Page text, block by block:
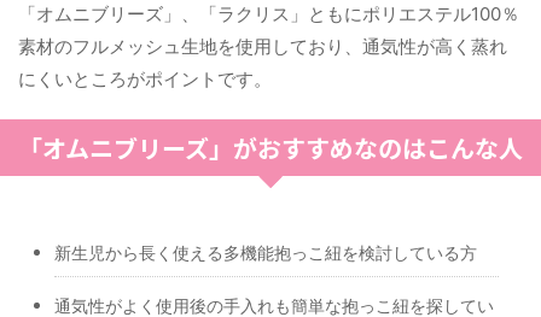
「オムニブリーズ」、「ラクリス」ともにポリエステル100％
素材のフルメッシュ生地を使用しており、通気性が高く蒸れ
にくいところがポイントです。
「オムニブリーズ」がおすすめなのはこんな人
新生児から長く使える多機能抱っこ紐を検討している方
通気性がよく使用後の手入れも簡単な抱っこ紐を探してい